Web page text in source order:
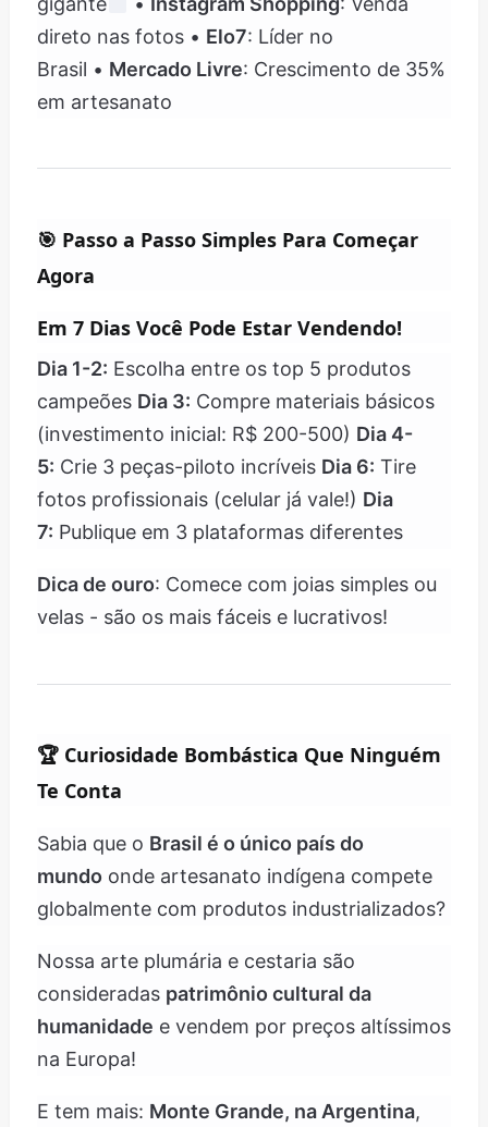
direto nas fotos • Elo7: Líder no
Brasil • Mercado Livre: Crescimento de 35%
em artesanato
🎯 Passo a Passo Simples Para Começar
Agora
Em 7 Dias Você Pode Estar Vendendo!
Dia 1-2: Escolha entre os top 5 produtos
campeões Dia 3: Compre materiais básicos
(investimento inicial: R$ 200-500) Dia 4-
5: Crie 3 peças-piloto incríveis Dia 6: Tire
fotos profissionais (celular já vale!) Dia
7: Publique em 3 plataformas diferentes
Dica de ouro: Comece com joias simples ou
velas - são os mais fáceis e lucrativos!
🏆 Curiosidade Bombástica Que Ninguém
Te Conta
Sabia que o Brasil é o único país do
mundo onde artesanato indígena compete
globalmente com produtos industrializados?
Nossa arte plumária e cestaria são
consideradas patrimônio cultural da
humanidade e vendem por preços altíssimos
na Europa!
E tem mais: Monte Grande, na Argentina,